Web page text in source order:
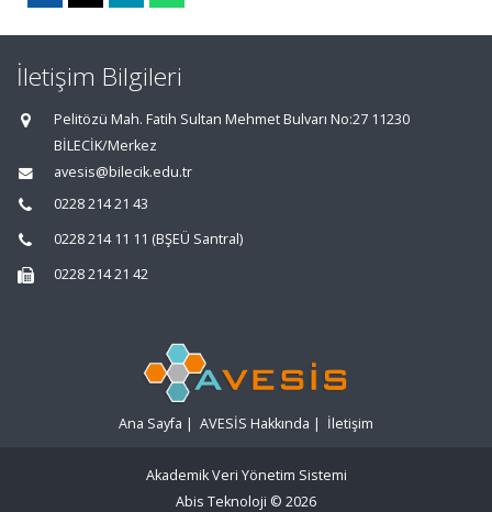
İletişim Bilgileri
Pelitözü Mah. Fatih Sultan Mehmet Bulvarı No:27 11230
BİLECİK/Merkez
avesis@bilecik.edu.tr
0228 214 21 43
0228 214 11 11 (BŞEÜ Santral)
0228 214 21 42
Ana Sayfa | AVESİS Hakkında | İletişim
Akademik Veri Yönetim Sistemi
Abis Teknoloji © 2026